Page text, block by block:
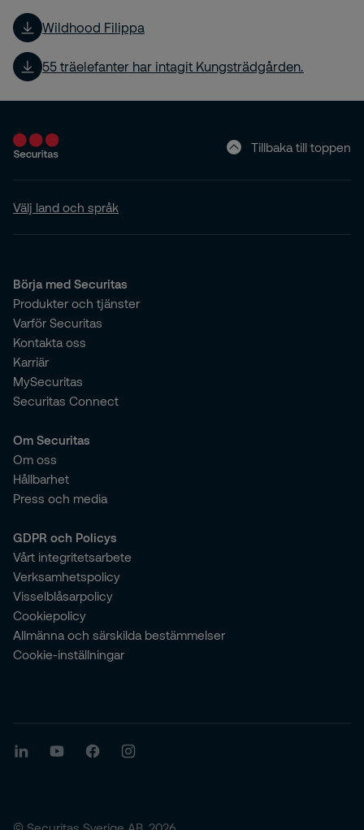
Wildhood Filippa
55 träelefanter har intagit Kungsträdgården.
Tillbaka till toppen
Välj land och språk
Börja med Securitas
Produkter och tjänster
Varför Securitas
Kontakta oss
Karriär
MySecuritas
Securitas Connect
Om Securitas
Om oss
Hållbarhet
Press och media
GDPR och Policys
Vårt integritetsarbete
Verksamhetspolicy
Visselblåsarpolicy
Cookiepolicy
Allmänna och särskilda bestämmelser
Cookie-inställningar